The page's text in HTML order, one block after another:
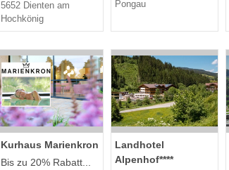
5652 Dienten am
Hochkönig
Pongau
Kurhaus Marienkron
Bis zu 20% Rabatt...
Landhotel
Alpenhof****